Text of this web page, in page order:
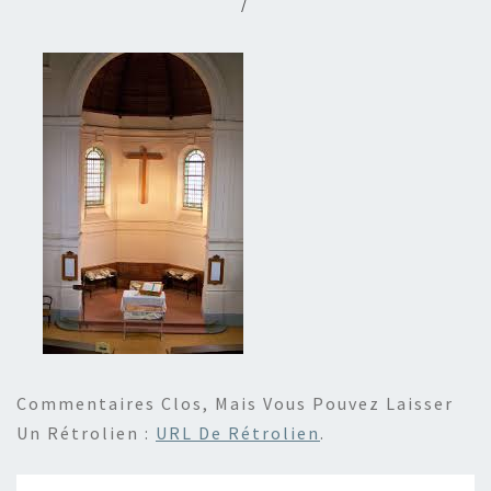
Commentaires Clos, Mais Vous Pouvez Laisser
Un Rétrolien : URL De Rétrolien .